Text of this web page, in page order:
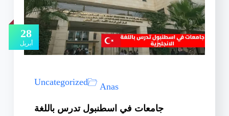
28
أبريل
Anas
Uncategorized
جامعات في اسطنبول تدرس باللغة